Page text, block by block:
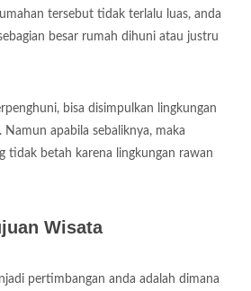
tersebut tidak terlalu luas, anda
besar rumah dihuni atau justru
bisa disimpulkan lingkungan
apabila sebaliknya, maka
tidak betah karena lingkungan rawan
Wisata
pertimbangan anda adalah dimana